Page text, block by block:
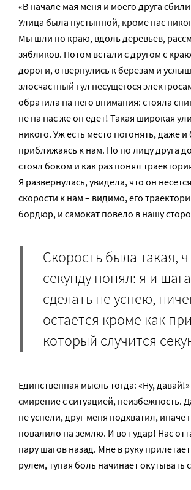
«В начале мая меня и моего друга
Улица была пустынной, кроме нас
Мы шли по краю, вдоль деревьев,
зябликов. Потом встали с другом с
дороги, отвернулись к березам и
злосчастный гул несущегося
обратила на него внимания: стояла
не на нас же он едет! Такая широкая
никого. Уж есть место погонять, даже и
приближаясь к нам. Но по лицу друга
стоял боком и как раз понял
Я развернулась, увидела, что он
скорости к нам – видимо, его
бордюр, и самокат повело в нашу
Скорость была такая,
секунду понял: я и
сделать не успею,
остается кроме как
который случится
Единственная мысль тогда: «Ну,
смирение с ситуацией, неизбежность.
не успели, друг меня подхватил, иначе
повалило на землю. И вот удар! Нас
пару шагов назад. Мне в руку
рулем, тупая боль начинает окутывать